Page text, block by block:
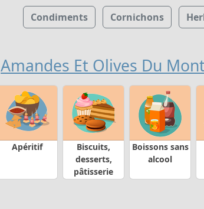
Condiments Cornichons
Amandes Et Olives Du
Apéritif
Biscuits,
desserts,
pâtisserie
Boissons sans
alcool